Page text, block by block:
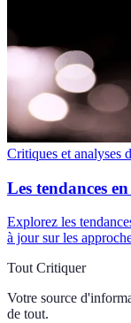
Critiques et analyses
Les tendances
Explorez les
à jour sur les
Tout Critiquer
Votre source
de tout.